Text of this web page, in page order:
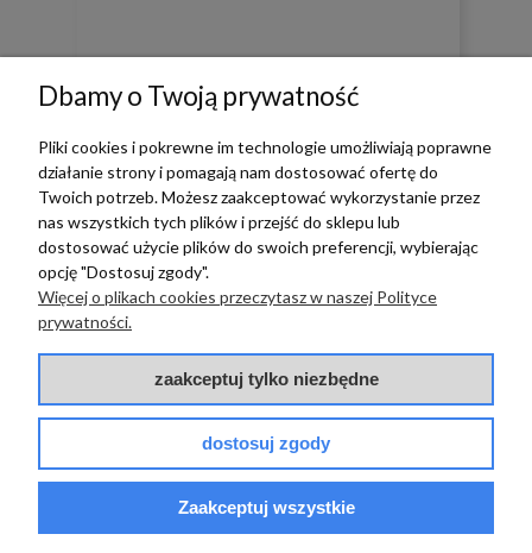
0 0
w tym miesiącu
zebranych i zweryfikowanych przez
TERRADECO
Dbamy o Twoją prywatność
Pliki cookies i pokrewne im technologie umożliwiają poprawne
działanie strony i pomagają nam dostosować ofertę do
Twoich potrzeb. Możesz zaakceptować wykorzystanie przez
nas wszystkich tych plików i przejść do sklepu lub
dostosować użycie plików do swoich preferencji, wybierając
opcję "Dostosuj zgody".
Więcej o plikach cookies przeczytasz w naszej Polityce
prywatności.
zaakceptuj tylko niezbędne
dostosuj zgody
Zaakceptuj wszystkie